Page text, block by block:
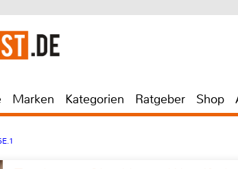
Marken Kategorien Ratgeber Shop